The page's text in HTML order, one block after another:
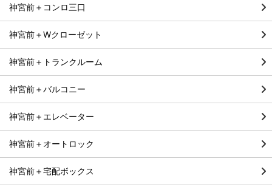
神宮前＋コンロ三口
神宮前＋Wクローゼット
神宮前＋トランクルーム
神宮前＋バルコニー
神宮前＋エレベーター
神宮前＋オートロック
神宮前＋宅配ボックス